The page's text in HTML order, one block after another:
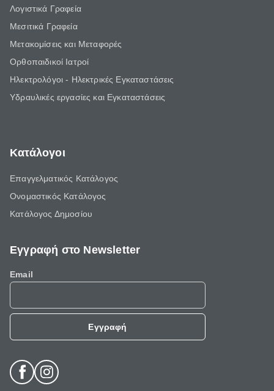
Λογιστικά Γραφεία
Μεσιτικά Γραφεία
Μετακομίσεις και Μεταφορές
Ορθοπαιδικοί Ιατροί
Ηλεκτρολόγοι - Ηλεκτρικές Εγκαταστάσεις
Υδραυλικές εργασίες και Εγκαταστάσεις
Κατάλογοι
Επαγγελματικός Κατάλογος
Ονομαστικός Κατάλογος
Κατάλογος Δημοσίου
Εγγραφή στο Newsletter
Email
Εγγραφή